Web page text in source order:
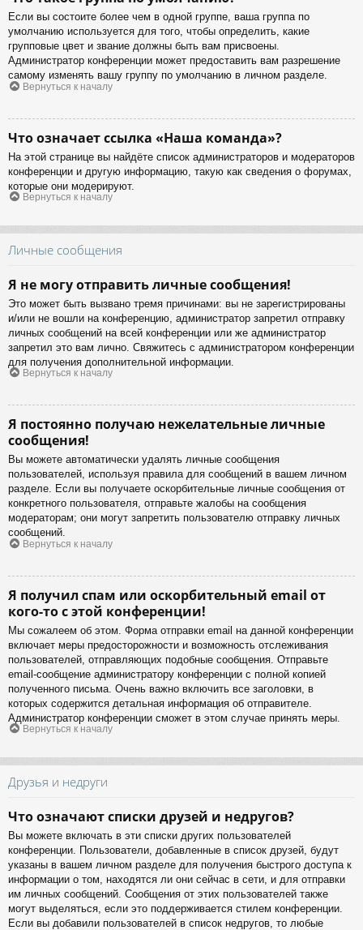
Если вы состоите более чем в одной группе, ваша группа по
умолчанию используется для того, чтобы определить, какие
групповые цвет и звание должны быть вам присвоены.
Администратор конференции может предоставить вам разрешение
самому изменять вашу группу по умолчанию в личном разделе.
Вернуться к началу
Что означает ссылка «Наша команда»?
На этой странице вы найдёте список администраторов и модераторов
конференции и другую информацию, такую как сведения о форумах,
которые они модерируют.
Вернуться к началу
Личные сообщения
Я не могу отправить личные сообщения!
Это может быть вызвано тремя причинами: вы не зарегистрированы
и/или не вошли на конференцию, администратор запретил отправку
личных сообщений на всей конференции или же администратор
запретил это вам лично. Свяжитесь с администратором конференции
для получения дополнительной информации.
Вернуться к началу
Я постоянно получаю нежелательные личные
сообщения!
Вы можете автоматически удалять личные сообщения
пользователей, используя правила для сообщений в вашем личном
разделе. Если вы получаете оскорбительные личные сообщения от
конкретного пользователя, отправьте жалобы на сообщения
модераторам; они могут запретить пользователю отправку личных
сообщений.
Вернуться к началу
Я получил спам или оскорбительный email от
кого-то с этой конференции!
Мы сожалеем об этом. Форма отправки email на данной конференции
включает меры предосторожности и возможность отслеживания
пользователей, отправляющих подобные сообщения. Отправьте
email-сообщение администратору конференции с полной копией
полученного письма. Очень важно включить все заголовки, в
которых содержится детальная информация об отправителе.
Администратор конференции сможет в этом случае принять меры.
Вернуться к началу
Друзья и недруги
Что означают списки друзей и недругов?
Вы можете включать в эти списки других пользователей
конференции. Пользователи, добавленные в список друзей, будут
указаны в вашем личном разделе для получения быстрого доступа к
информации о том, находятся ли они сейчас в сети, и для отправки
им личных сообщений. Сообщения от этих пользователей также
могут выделяться, если это поддерживается стилем конференции.
Если вы добавили пользователей в список недругов, то любые